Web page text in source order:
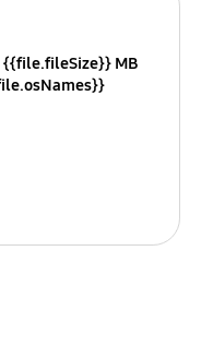
{{file.fileSize}} MB